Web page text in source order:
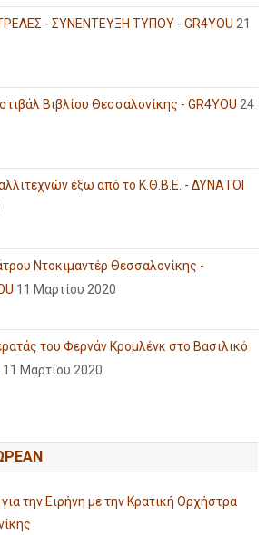
- ΣΥΝΕΝΤΕΥΞΗ ΤΥΠΟΥ - GR4YOU 21
Βιβλίου Θεσσαλονίκης - GR4YOU 24
έξω από το Κ.Θ.Β.Ε. - ΔΥΝΑΤΟΙ
Ντοκιμαντέρ Θεσσαλονίκης -
11 Μαρτίου 2020
του Φερνάν Κρομλένκ στο Βασιλικό
11 Μαρτίου 2020
την Ειρήνη με την Κρατική Ορχήστρα